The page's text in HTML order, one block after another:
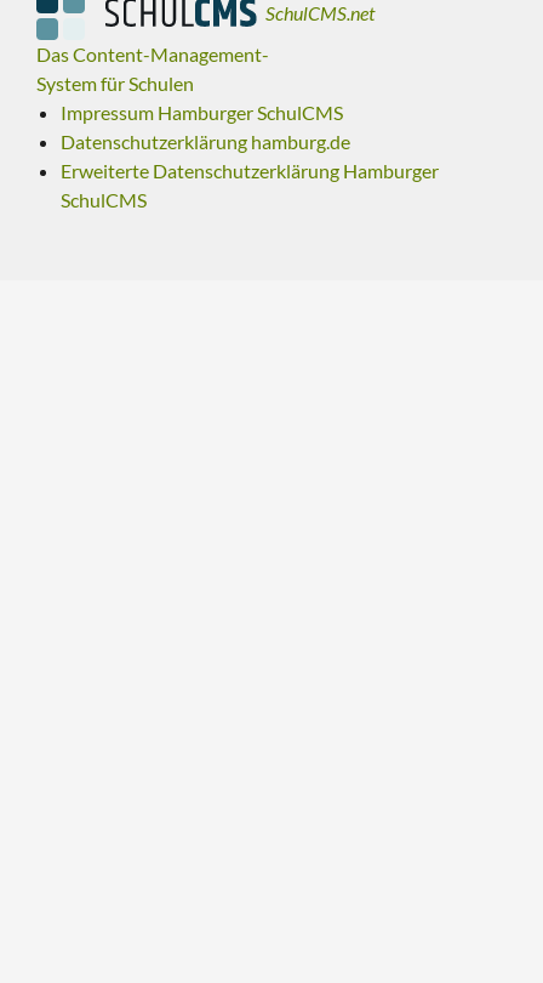
SchulCMS.net
Das Content-Management-
System für Schulen
Impressum Hamburger SchulCMS
Datenschutzerklärung hamburg.de
Erweiterte Datenschutzerklärung Hamburger
SchulCMS